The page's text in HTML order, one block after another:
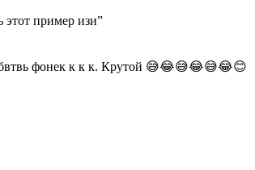
этот пример изи”
фонек к к к. Крутой 😅😂😅😂😅😂😊